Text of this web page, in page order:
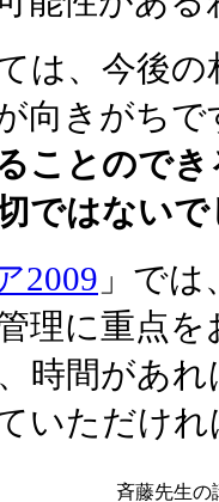
は、今後
向きがちで
ことので
ではない
2009 」で
理に重点
時間があ
いただけ
斉藤先生の